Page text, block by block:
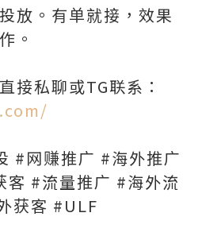
放。有单就接，效果
。
接私聊或TG联系：
#网赚推广 #海外推广
客 #流量推广 #海外流
获客 #ULF